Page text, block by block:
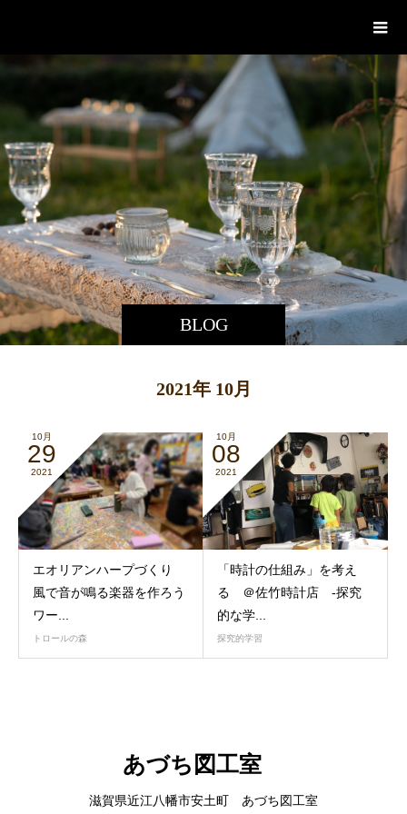
BLOG
2021年 10月
10月
29
2021
エオリアンハープづくり
風で音が鳴る楽器を作ろう
ワー...
トロールの森
10月
08
2021
「時計の仕組み」を考え
る ＠佐竹時計店 -探究
的な学...
探究的学習
あづち図工室
滋賀県近江八幡市安土町 あづち図工室